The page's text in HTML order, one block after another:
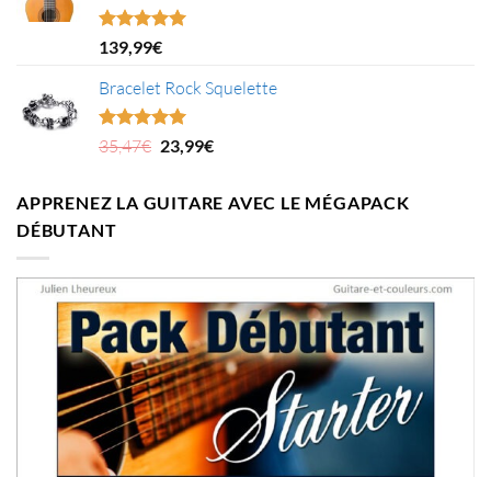
4,78€.
Note5.00
sur 5
139,99€
Bracelet Rock Squelette
Note5.00
sur 5
35,47€ Le
était :
23,99€Le
est :
APPRENEZ LA GUITARE AVEC LE MÉGAPACK
DÉBUTANT